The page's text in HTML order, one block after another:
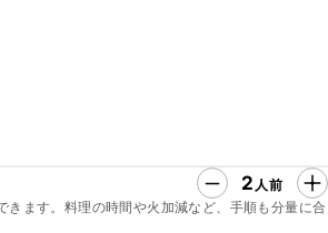
2 人前
きます。料理の時間や火加減など、手順も分量に合